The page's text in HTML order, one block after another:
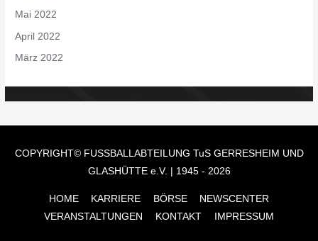
Mai 2022
April 2022
März 2022
COPYRIGHT© FUSSBALLABTEILUNG TuS GERRESHEIM UND
GLASHÜTTE e.V. | 1945 - 2026
HOME KARRIERE BÖRSE
NEWSCENTER
VERANSTALTUNGEN
KONTAKT IMPRESSUM